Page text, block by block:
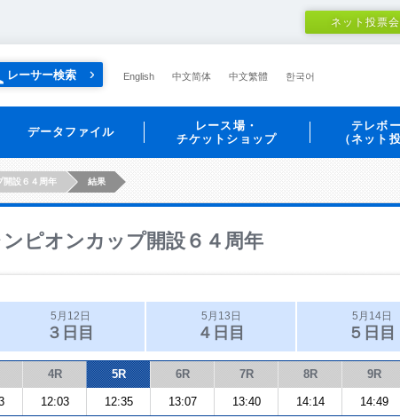
ネット投票
レーサー検索 English 中文简体 中文繁體 한국어
データファイル
レース場・
チケットショップ
テレボ
（ネット
開設６４周年 結果
ンピオンカップ開設６４周年
5月12日
３日目
5月13日
４日目
5月14日
５日目
4R 5R 6R 7R 8R 9R
12:03 12:35 13:07 13:40 14:14 14:49